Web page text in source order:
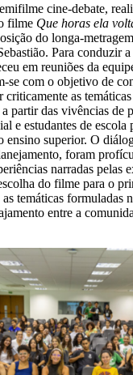
cine-debate,
filme Que horas ela
do longa-
Para conduzir a
em reuniões da
se com o objetivo de
criticamente as
partir das vivências de
e estudantes de escola
ensino superior. O
foram
narradas pelas
do filme para o
temáticas formuladas
entre a